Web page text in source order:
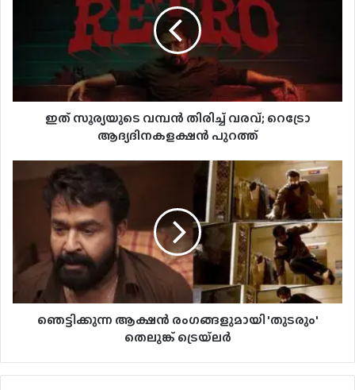
ഇത് സൂര്യയുടെ വമ്പൻ തിരിച്ച് വരവ്; റെട്രോ
ആദ്യദിനകളക്ഷൻ പുറത്ത്
ഞെട്ടിക്കുന്ന ആക്ഷന്‍ രംഗങ്ങളുമായി 'തുടരും'
തെലുങ്ക് ട്രെയ്‌ലര്‍